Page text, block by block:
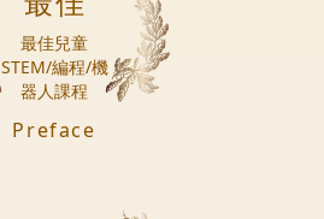
最佳兒童
STEM/編程/機
器人課程
Preface